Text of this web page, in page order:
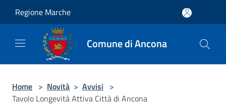
Regione Marche
Comune di Ancona
Home > Novità > Avvisi >
Tavolo Longevità Attiva Città di Ancona